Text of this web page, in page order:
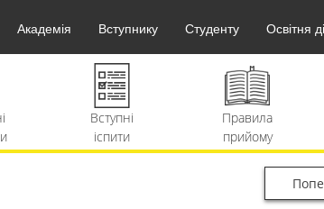
Академія Вступнику Студенту Освітня
Правила
прийому
Розрахунок
балу